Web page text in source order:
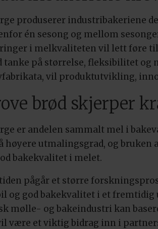
produserer industribakeriene
én sesong og mellom
i melkvaliteten vil lett føre
tanke på størrelse, fleksibilitet
vil produktutvikling,
brød skjerper
er andelen sammalt mel i
høyere utmalingsgrad, og
bakekvalitet i melet.
pågår et større
og god bakekvalitet i et
mølle- og bakeindustri kan
være et viktig bidrag inn i